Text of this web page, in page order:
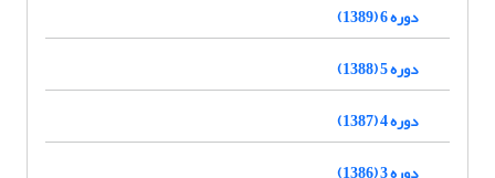
دوره 6 (1389)
دوره 5 (1388)
دوره 4 (1387)